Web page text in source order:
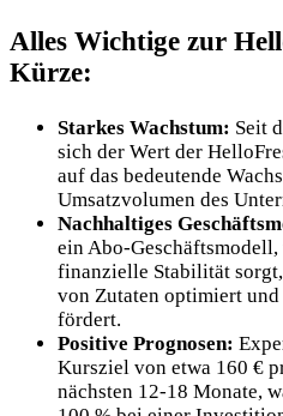
Alles Wichtige zur
Kürze:
Starkes Wachstum: Seit
sich der Wert der
auf das bedeutende
Umsatzvolumen des
Nachhaltiges
ein Abo-
finanzielle Stabilität
von Zutaten optimiert
fördert.
Positive Prognosen:
Kursziel von etwa 160 €
nächsten 12-18 Monate,